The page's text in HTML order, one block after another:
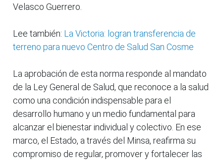
Velasco Guerrero.
Lee también: La Victoria: logran transferencia de
terreno para nuevo Centro de Salud San Cosme
La aprobación de esta norma responde al mandato
de la Ley General de Salud, que reconoce a la salud
como una condición indispensable para el
desarrollo humano y un medio fundamental para
alcanzar el bienestar individual y colectivo. En ese
marco, el Estado, a través del Minsa, reafirma su
compromiso de regular, promover y fortalecer las